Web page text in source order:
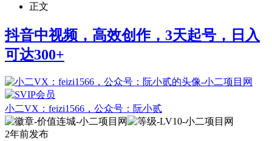
正文
抖音中视频，高效创作，3天起号，日入
可达300+
小二VX：feizi1566，公众号：阮小贰
2年前发布